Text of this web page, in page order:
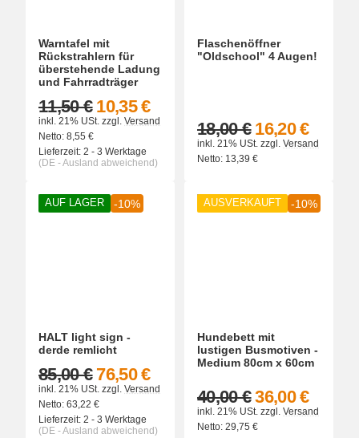
Warntafel mit
Rückstrahlern für
überstehende Ladung
und Fahrradträger
10,35 €
11,50 €
inkl. 21% USt. zzgl. Versand
Netto: 8,55 €
Lieferzeit: 2 - 3 Werktage
(DE - Ausland abweichend)
Flaschenöffner
"Oldschool" 4 Augen!
16,20 €
18,00 €
inkl. 21% USt. zzgl. Versand
Netto: 13,39 €
AUF LAGER -10%
HALT light sign -
derde remlicht
76,50 €
85,00 €
inkl. 21% USt. zzgl. Versand
Netto: 63,22 €
Lieferzeit: 2 - 3 Werktage
(DE - Ausland abweichend)
AUSVERKAUFT -10%
Hundebett mit
lustigen Busmotiven -
Medium 80cm x 60cm
36,00 €
40,00 €
inkl. 21% USt. zzgl. Versand
Netto: 29,75 €